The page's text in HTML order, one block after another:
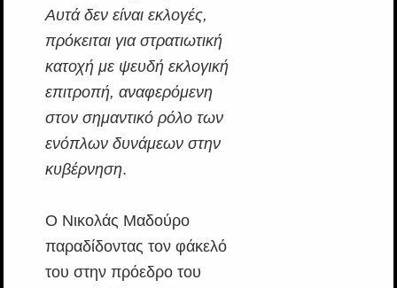
Αυτά δεν είναι εκλογές,
πρόκειται για στρατιωτική
κατοχή με ψευδή εκλογική
επιτροπή, αναφερόμενη
στον σημαντικό ρόλο των
ενόπλων δυνάμεων στην
κυβέρνηση.
Ο Νικολάς Μαδούρο
παραδίδοντας τον φάκελό
του στην πρόεδρο του